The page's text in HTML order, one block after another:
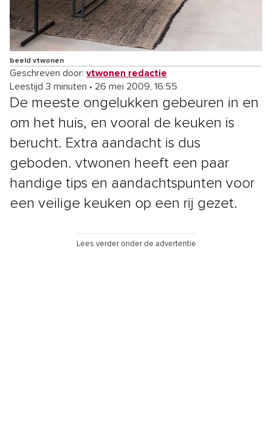
beeld vtwonen
Geschreven door: vtwonen redactie
Leestijd 3 minuten • 26 mei 2009, 16:55
De meeste ongelukken gebeuren in en
om het huis, en vooral de keuken is
berucht. Extra aandacht is dus
geboden. vtwonen heeft een paar
handige tips en aandachtspunten voor
een veilige keuken op een rij gezet.
Lees verder onder de advertentie